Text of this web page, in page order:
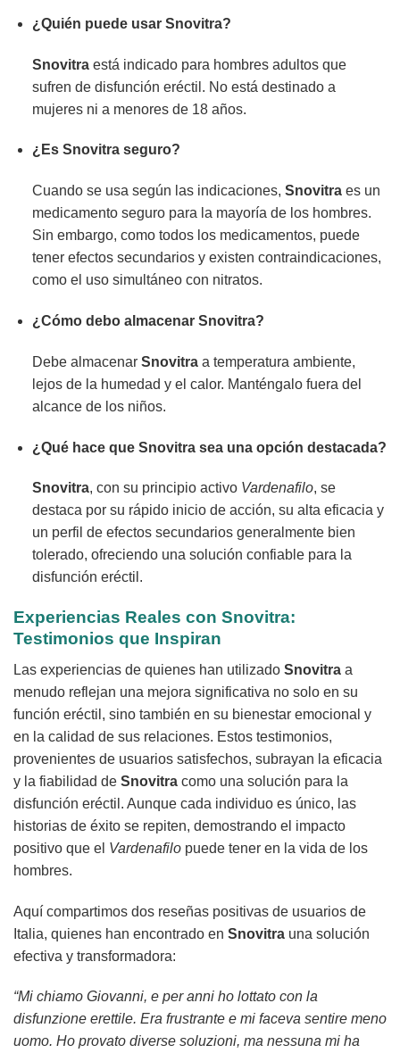
¿Quién puede usar Snovitra?
Snovitraestá indicado para hombres adultos que
sufren de disfunción eréctil. No está destinado a
mujeres ni a menores de 18 años.
¿Es Snovitraseguro?
Cuando se usa según las indicaciones, Snovitraes un
medicamento seguro para la mayoría de los hombres.
Sin embargo, como todos los medicamentos, puede
tener efectos secundarios y existen contraindicaciones,
como el uso simultáneo con nitratos.
¿Cómo debo almacenar Snovitra?
Debe almacenar Snovitraa temperatura ambiente,
lejos de la humedad y el calor. Manténgalo fuera del
alcance de los niños.
¿Qué hace que Snovitrasea una opción destacada?
Snovitra, con su principio activo Vardenafilo, se
destaca por su rápido inicio de acción, su alta eficacia y
un perfil de efectos secundarios generalmente bien
tolerado, ofreciendo una solución confiable para la
disfunción eréctil.
Experiencias Reales con Snovitra:
Testimonios que Inspiran
Las experiencias de quienes han utilizado Snovitra a
menudo reflejan una mejora significativa no solo en su
función eréctil, sino también en su bienestar emocional y
en la calidad de sus relaciones. Estos testimonios,
provenientes de usuarios satisfechos, subrayan la eficacia
y la fiabilidad de Snovitra como una solución para la
disfunción eréctil. Aunque cada individuo es único, las
historias de éxito se repiten, demostrando el impacto
positivo que el Vardenafilo puede tener en la vida de los
hombres.
Aquí compartimos dos reseñas positivas de usuarios de
Italia, quienes han encontrado en Snovitra una solución
efectiva y transformadora:
“Mi chiamo Giovanni, e per anni ho lottato con la
disfunzione erettile. Era frustrante e mi faceva sentire meno
uomo. Ho provato diverse soluzioni, ma nessuna mi ha